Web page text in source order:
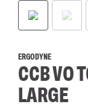
ERGODYNE
CCB VO
LARGE